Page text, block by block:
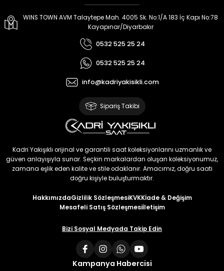
WINS TOWN AVM Talaytepe Mah. 4005 Sk. No:1/A 183 İç Kapı No:78
Kayapınar/Diyarbakır
0532 525 25 24
0532 525 25 24
info@kadriyakisikli.com
Sipariş Takibi
Kadri Yakışıklı orijinal ve garantili saat koleksiyonlarını uzmanlık ve
güven anlayışıyla sunar. Seçkin markalardan oluşan koleksiyonumuz,
zamana eşlik eden kalite ve stile odaklanır. Amacımız, doğru saati
doğru kişiyle buluşturmaktır.
HakkımızdaGizlilik SözleşmesiKVKKİade & Değişim
Mesafeli Satış Sözleşmesiİletişim
Bizi Sosyal Medyada Takip Edin
Kampanya Habercisi